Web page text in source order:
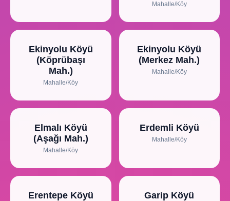
Mahalle/Köy
Ekinyolu Köyü
(Köprübaşı
Mah.)
Mahalle/Köy
Ekinyolu Köyü
(Merkez Mah.)
Mahalle/Köy
Elmalı Köyü
(Aşağı Mah.)
Mahalle/Köy
Erdemli Köyü
Mahalle/Köy
Erentepe Köyü Garip Köyü